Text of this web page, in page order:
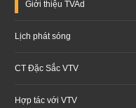
Giới thiệu TVAd
Lịch phát sóng
CT Đặc Sắc VTV
Hợp tác với VTV